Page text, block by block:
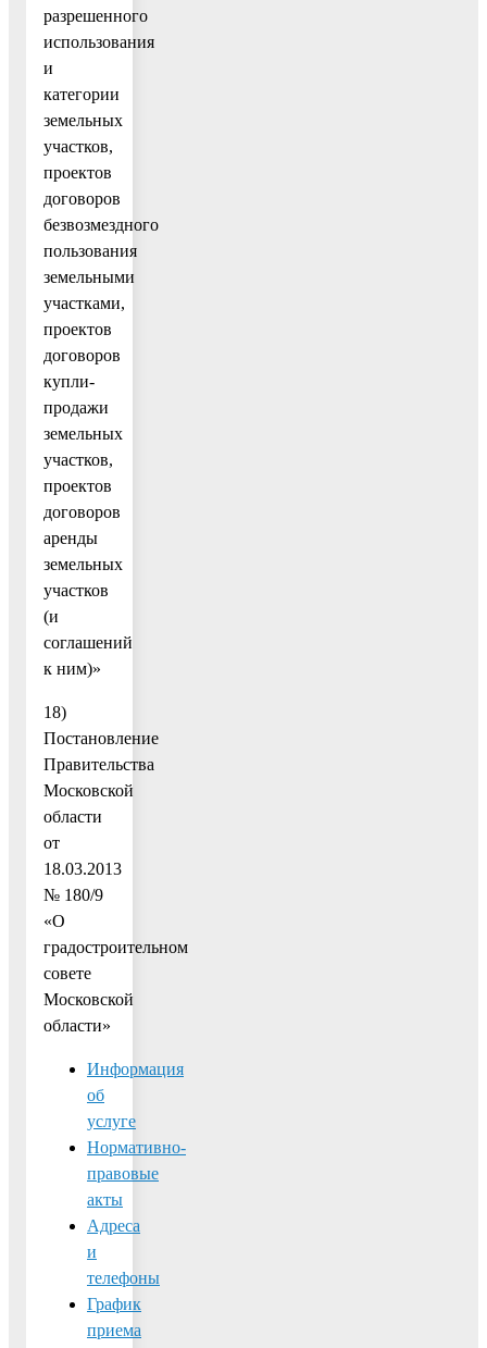
разрешенного
использования
и
категории
земельных
участков,
проектов
договоров
безвозмездного
пользования
земельными
участками,
проектов
договоров
купли-
продажи
земельных
участков,
проектов
договоров
аренды
земельных
участков
(и
соглашений
к ним)»
18)
Постановление
Правительства
Московской
области
от
18.03.2013
№ 180/9
«О
градостроительном
совете
Московской
области»
Информация
об
услуге
Нормативно-
правовые
акты
Адреса
и
телефоны
График
приема